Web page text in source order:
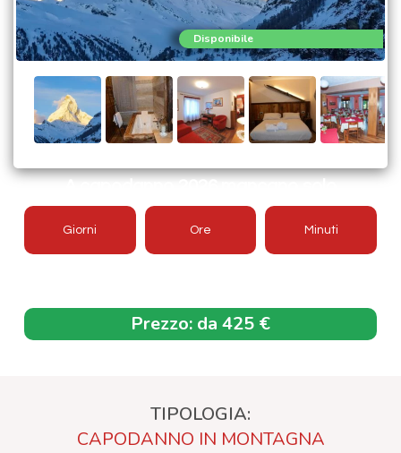
Disponibile
Giorni Ore Minuti
Prezzo: da 425 €
TIPOLOGIA:
CAPODANNO IN MONTAGNA